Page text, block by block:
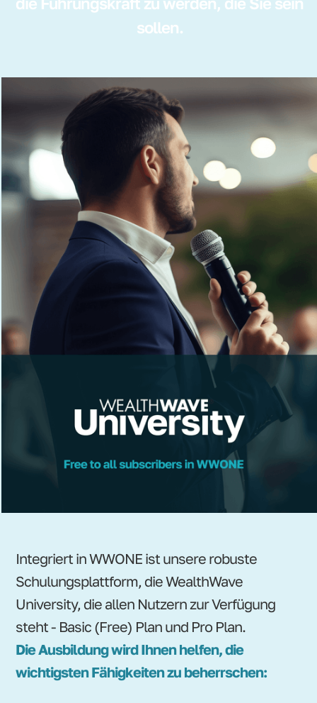
sollen.
Integriert in WWONE ist unsere robuste
Schulungsplattform, die WealthWave
University, die allen Nutzern zur Verfügung
steht - Basic (Free) Plan und Pro Plan.
Die Ausbildung wird Ihnen helfen, die
wichtigsten Fähigkeiten zu beherrschen: